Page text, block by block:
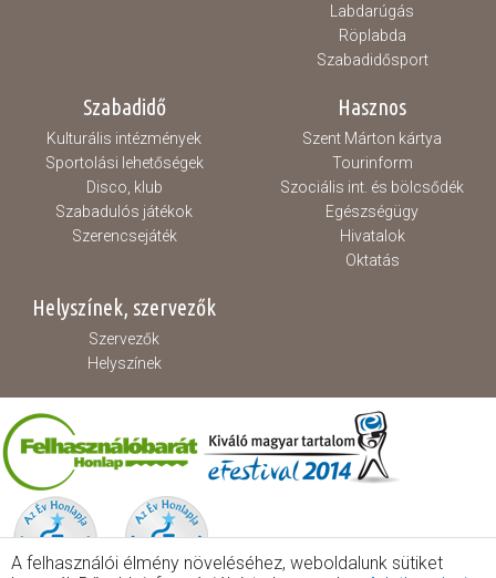
Labdarúgás
Röplabda
Szabadidősport
Szabadidő
Kulturális intézmények
Sportolási lehetőségek
Disco, klub
Szabadulós játékok
Szerencsejáték
Hasznos
Szent Márton kártya
Tourinform
Szociális int. és bölcsődék
Egészségügy
Hivatalok
Oktatás
Helyszínek, szervezők
Szervezők
Helyszínek
A felhasználói élmény növeléséhez, weboldalunk sütiket